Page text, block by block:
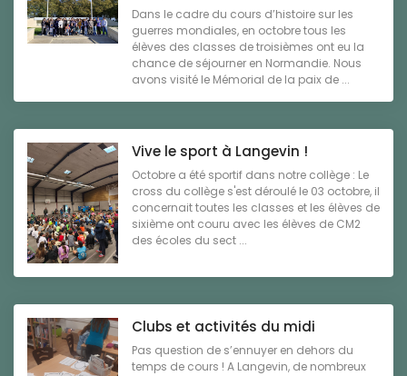
Dans le cadre du cours d’histoire sur les
guerres mondiales, en octobre tous les
élèves des classes de troisièmes ont eu la
chance de séjourner en Normandie. Nous
avons visité le Mémorial de la paix de ...
Vive le sport à Langevin !
Octobre a été sportif dans notre collège : Le
cross du collège s'est déroulé le 03 octobre, il
concernait toutes les classes et les élèves de
sixième ont couru avec les élèves de CM2
des écoles du sect ...
Clubs et activités du midi
Pas question de s’ennuyer en dehors du
temps de cours ! A Langevin, de nombreux